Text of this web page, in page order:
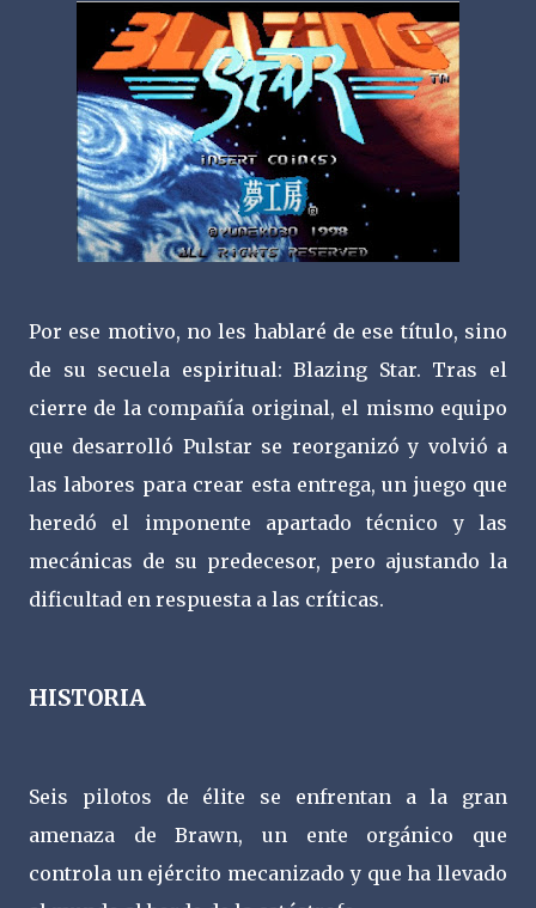
Por ese motivo, no les hablaré de ese título, sino
de su secuela espiritual: Blazing Star. Tras el
cierre de la compañía original, el mismo equipo
que desarrolló Pulstar se reorganizó y volvió a
las labores para crear esta entrega, un juego que
heredó el imponente apartado técnico y las
mecánicas de su predecesor, pero ajustando la
dificultad en respuesta a las críticas.
HISTORIA
Seis pilotos de élite se enfrentan a la gran
amenaza de Brawn, un ente orgánico que
controla un ejército mecanizado y que ha llevado